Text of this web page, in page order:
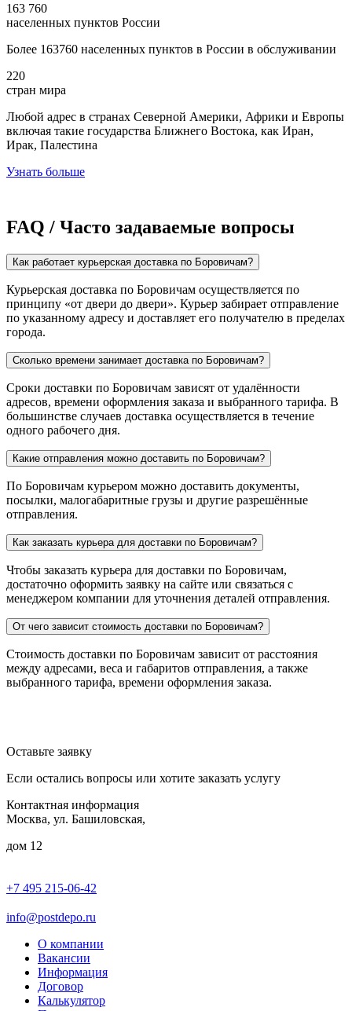
163 760
населенных пунктов России
Более 163760 населенных пунктов в России в обслуживании
220
стран мира
Любой адрес в странах Северной Америки, Африки и Европы
включая такие государства Ближнего Востока, как Иран,
Ирак, Палестина
Узнать больше
FAQ / Часто задаваемые вопросы
Как работает курьерская доставка по Боровичам?
Курьерская доставка по Боровичам осуществляется по
принципу «от двери до двери». Курьер забирает отправление
по указанному адресу и доставляет его получателю в пределах
города.
Сколько времени занимает доставка по Боровичам?
Сроки доставки по Боровичам зависят от удалённости
адресов, времени оформления заказа и выбранного тарифа. В
большинстве случаев доставка осуществляется в течение
одного рабочего дня.
Какие отправления можно доставить по Боровичам?
По Боровичам курьером можно доставить документы,
посылки, малогабаритные грузы и другие разрешённые
отправления.
Как заказать курьера для доставки по Боровичам?
Чтобы заказать курьера для доставки по Боровичам,
достаточно оформить заявку на сайте или связаться с
менеджером компании для уточнения деталей отправления.
От чего зависит стоимость доставки по Боровичам?
Стоимость доставки по Боровичам зависит от расстояния
между адресами, веса и габаритов отправления, а также
выбранного тарифа, времени оформления заказа.
Оставьте заявку
Если остались вопросы или хотите заказать услугу
Контактная информация
Москва, ул. Башиловская,
дом 12
+7 495 215-06-42
info@postdepo.ru
О компании
Вакансии
Информация
Договор
Калькулятор